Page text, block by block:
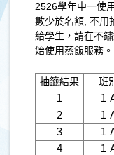
2526學年中一使
數少於名額, 不用
給學生，請在不
始使用蒸飯服務。
抽籤結果
班
１
１
２
１
３
１
４
１